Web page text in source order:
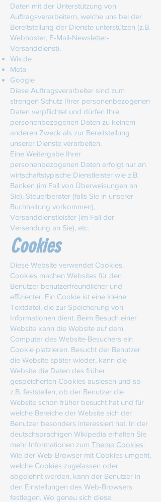
Daten mit der Unterstützung von
Auftragsverarbeitern, welche uns bei der
Bereitstellung der Dienste unterstützen (z.B.
Webhoster, E-Mail-Newsletter-
Versanddienst).​
Wix.de
Meta
Google
Diese Auftragsverarbeiter sind zum
strengen Schutz Ihrer personenbezogenen
Daten verpflichtet und dürfen Ihre
personenbezogenen Daten zu keinem
anderen Zweck als zur Bereitstellung
unserer Dienste verarbeiten.
Eine Weitergabe Ihrer
personenbezogenen Daten erfolgt nur an
wirtschaftstypische Dienstleister wie z.B.
Banken (im Fall von Überweisungen an
Sie), Steuerberater (falls Sie in unserer
Buchhaltung vorkommen),
Versanddienstleister (im Fall der
Versendung an Sie), etc.
Cookies
Diese Website verwendet Cookies.
Cookies machen Websites für den
Benutzer benutzerfreundlicher und
effizienter. Ein Cookie ist eine kleine
Textdatei, die zur Speicherung von
Informationen dient. Beim Besuch einer
Website kann die Website auf dem
Computer des Website-Besuchers ein
Cookie platzieren. Besucht der Benutzer
die Website später wieder, kann die
Website die Daten des früher
gespeicherten Cookies auslesen und so
z.B. feststellen, ob der Benutzer die
Website schon früher besucht hat und für
welche Bereiche der Website sich der
Benutzer besonders interessiert hat. In der
deutschsprachigen Wikipedia erhalten Sie
mehr Informationen zum Thema Cookies.
Wie der Web-Browser mit Cookies umgeht,
welche Cookies zugelassen oder
abgelehnt werden, kann der Benutzer in
den Einstellungen des Web-Browsers
festlegen. Wo genau sich diese